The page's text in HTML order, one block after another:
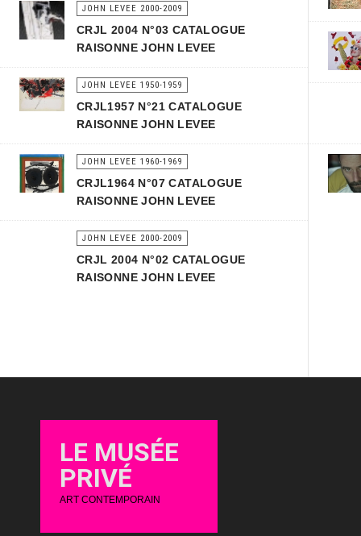
JOHN LEVEE 2000-2009
CRJL 2004 N°03 CATALOGUE
RAISONNE JOHN LEVEE
JOHN LEVEE 1950-1959
CRJL1957 N°21 CATALOGUE
RAISONNE JOHN LEVEE
JOHN LEVEE 1960-1969
CRJL1964 N°07 CATALOGUE
RAISONNE JOHN LEVEE
JOHN LEVEE 2000-2009
CRJL 2004 N°02 CATALOGUE
RAISONNE JOHN LEVEE
LE MUSÉE
PRIVÉ
ART CONTEMPORAIN